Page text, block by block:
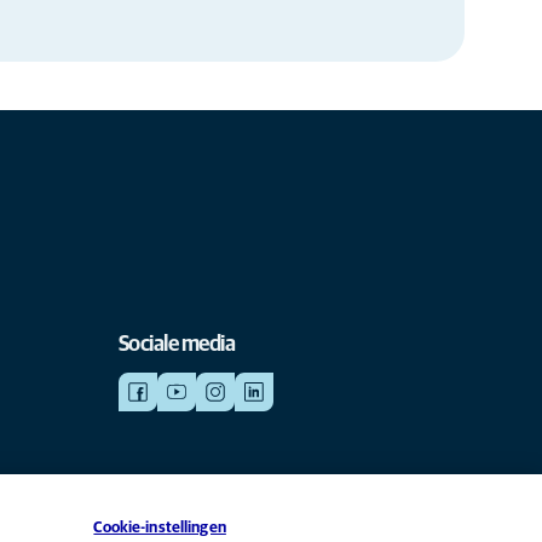
Sociale media
Cookie-instellingen